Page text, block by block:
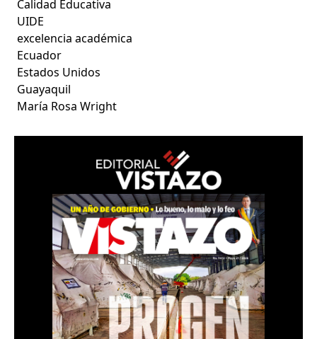
Calidad Educativa
UIDE
excelencia académica
Ecuador
Estados Unidos
Guayaquil
María Rosa Wright